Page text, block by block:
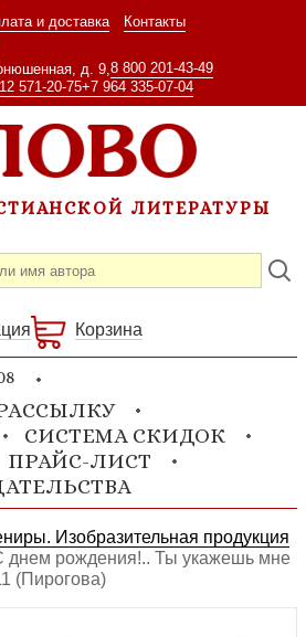
и доставка
Контакты
д. 9, 8 800 201-43-49
571-20-75+7 964 335-07-04
ЛИТЕРАТУРЫ
Корзина
СИСТЕМА СКИДОК
ПРАЙС-ЛИСТ
Изобразительная продукция
днем рождения!.. Ты укажешь мне
(Пирогова)